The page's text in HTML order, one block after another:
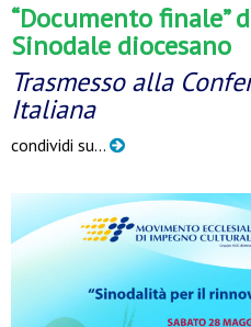
“Documento finale”
Sinodale diocesano
Trasmesso alla
Italiana
condividi su…